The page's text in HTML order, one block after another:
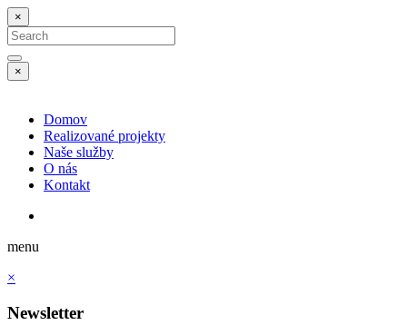
×
Search
for:
Search
×
Domov
Realizované projekty
Naše služby
O nás
Kontakt
menu
×
Newsletter